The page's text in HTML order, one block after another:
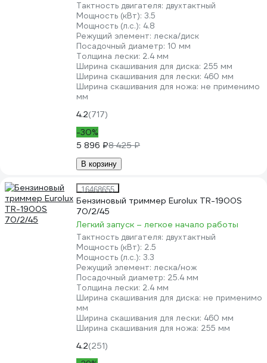
Тактность двигателя: двухтактный
Мощность (кВт): 3.5
Мощность (л.с.): 4.8
Режущий элемент: леска/диск
Посадочный диаметр: 10 мм
Толщина лески: 2.4 мм
Ширина скашивания для диска: 255 мм
Ширина скашивания для лески: 460 мм
Ширина скашивания для ножа: не применимо
мм
4.2(717)
-30%
5 896 ₽8 425 ₽
В корзину
16468655
Бензиновый триммер Eurolux TR-1900S
70/2/45
Легкий запуск – легкое начало работы
Тактность двигателя: двухтактный
Мощность (кВт): 2.5
Мощность (л.с.): 3.3
Режущий элемент: леска/нож
Посадочный диаметр: 25.4 мм
Толщина лески: 2.4 мм
Ширина скашивания для диска: не применимо
мм
Ширина скашивания для лески: 460 мм
Ширина скашивания для ножа: 255 мм
4.2(251)